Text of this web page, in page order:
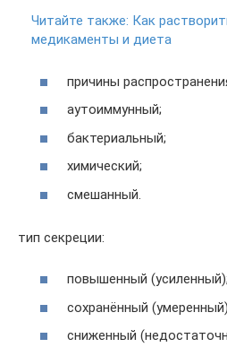
Читайте также: Как
медикаменты и диета
причины
аутоиммунный;
бактериальный;
химический;
смешанный.
тип секреции:
повышенный (усиленный);
сохранённый
сниженный